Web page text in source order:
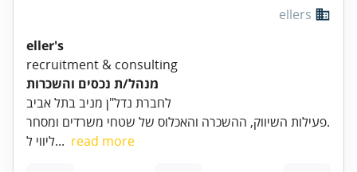
ellers
eller's
recruitment & consulting
מנהל/ת נכסים והשכרות
לחברת נדל"ן מניב בתל אביב
פעילות השיווק, ההשכרה והאכלוס של שטחי משרדים ומסחר.
ליווי ל... read more